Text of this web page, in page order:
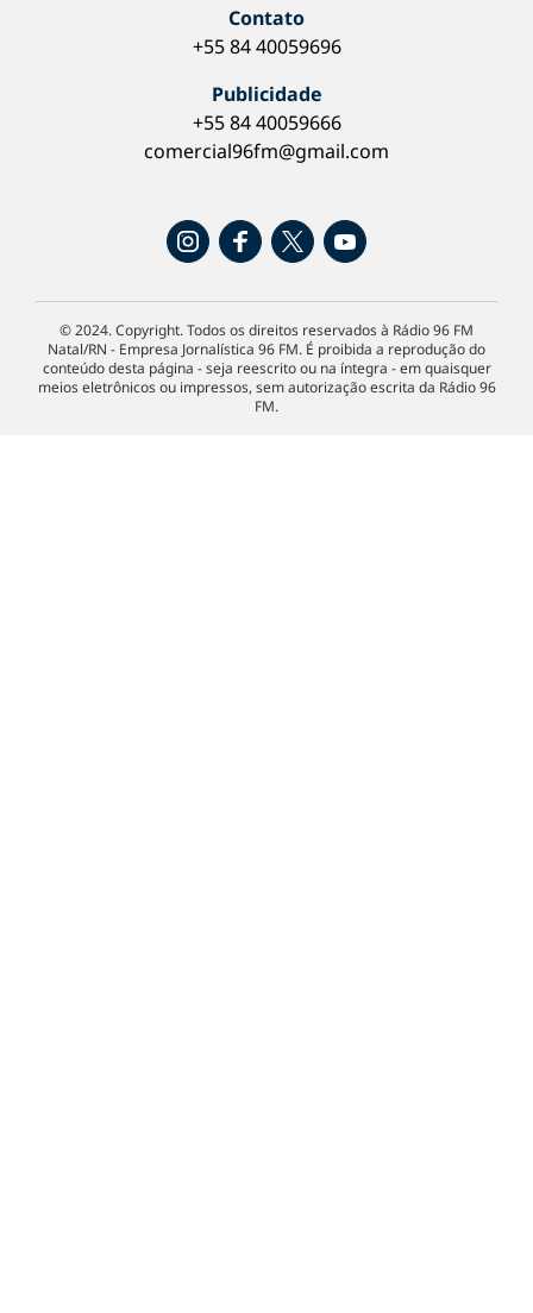
Contato
+55 84 40059696
Publicidade
+55 84 40059666
comercial96fm@gmail.com
© 2024. Copyright. Todos os direitos reservados à Rádio 96 FM
Natal/RN - Empresa Jornalística 96 FM. É proibida a reprodução do
conteúdo desta página - seja reescrito ou na íntegra - em quaisquer
meios eletrônicos ou impressos, sem autorização escrita da Rádio 96
FM.